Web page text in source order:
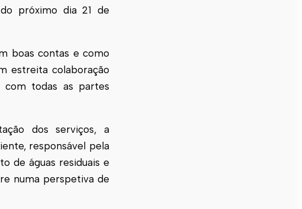
próximo dia 21 de
boas contas e como
estreita colaboração
todas as partes
dos serviços, a
responsável pela
de águas residuais e
numa perspetiva de